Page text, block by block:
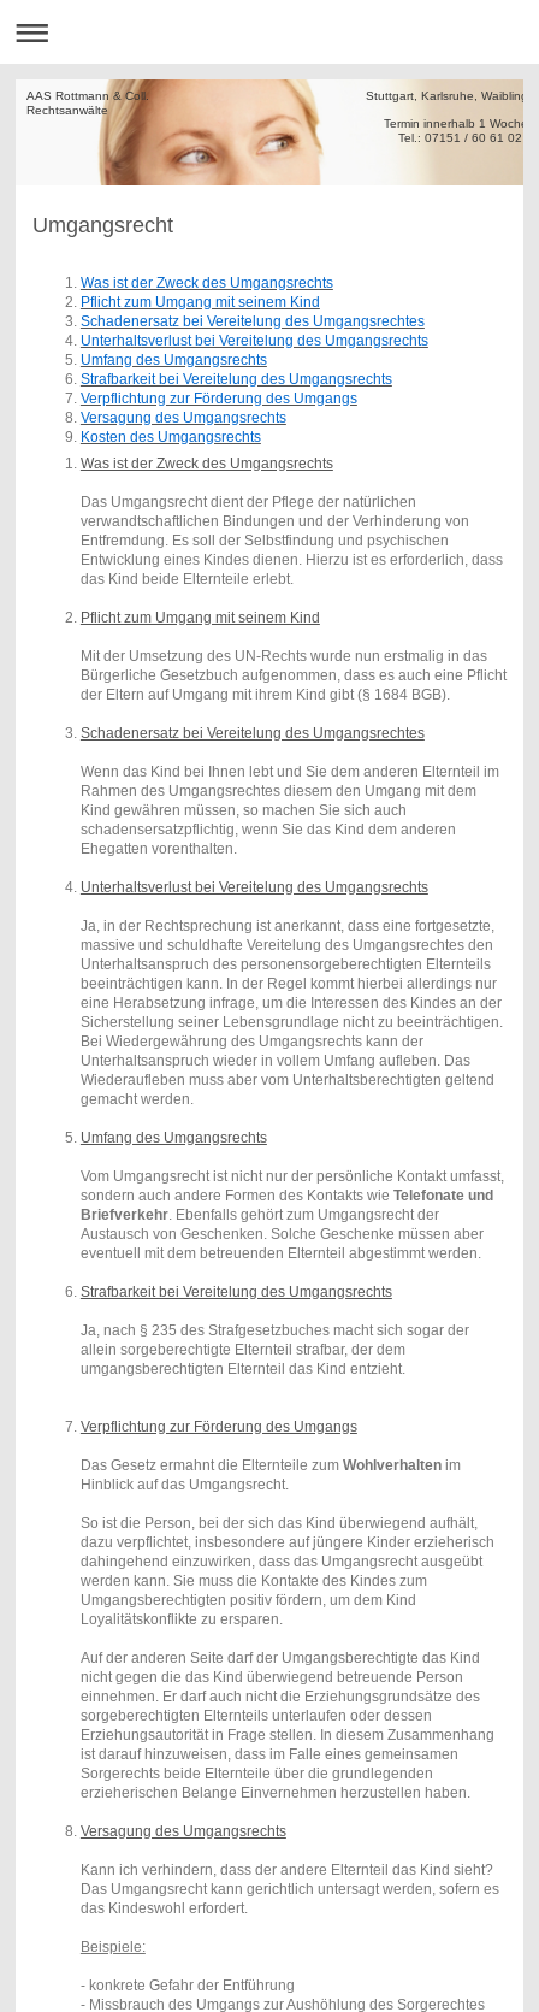
AAS Rottmann & Coll. Stuttgart, Karlsruhe,
Termin
Tel.: 07151 / 60 61 02
Umgangsrecht
Was ist der Zweck des Umgangsrechts
Pflicht zum Umgang mit seinem Kind
Schadenersatz bei Vereitelung des Umgangsrechtes
Unterhaltsverlust bei Vereitelung des Umgangsrechts
Umfang des Umgangsrechts
Strafbarkeit bei Vereitelung des Umgangsrechts
Verpflichtung zur Förderung des Umgangs
Versagung des Umgangsrechts
Kosten des Umgangsrechts
Was ist der Zweck des Umgangsrechts
Das Umgangsrecht dient der Pflege der natürlichen
verwandtschaftlichen Bindungen und der Verhinderung von
Entfremdung. Es soll der Selbstfindung und psychischen
Entwicklung eines Kindes dienen. Hierzu ist es erforderlich, dass
das Kind beide Elternteile erlebt.
Pflicht zum Umgang mit seinem Kind
Mit der Umsetzung des UN-Rechts wurde nun erstmalig in das
Bürgerliche Gesetzbuch aufgenommen, dass es auch eine Pflicht
der Eltern auf Umgang mit ihrem Kind gibt (§ 1684 BGB).
Schadenersatz bei Vereitelung des Umgangsrechtes
Wenn das Kind bei Ihnen lebt und Sie dem anderen Elternteil im
Rahmen des Umgangsrechtes diesem den Umgang mit dem
Kind gewähren müssen, so machen Sie sich auch
schadensersatzpflichtig, wenn Sie das Kind dem anderen
Ehegatten vorenthalten.
Unterhaltsverlust bei Vereitelung des Umgangsrechts
Ja, in der Rechtsprechung ist anerkannt, dass eine fortgesetzte,
massive und schuldhafte Vereitelung des Umgangsrechtes den
Unterhaltsanspruch des personensorgeberechtigten Elternteils
beeinträchtigen kann. In der Regel kommt hierbei allerdings nur
eine Herabsetzung infrage, um die Interessen des Kindes an der
Sicherstellung seiner Lebensgrundlage nicht zu beeinträchtigen.
Bei Wiedergewährung des Umgangsrechts kann der
Unterhaltsanspruch wieder in vollem Umfang aufleben. Das
Wiederaufleben muss aber vom Unterhaltsberechtigten geltend
gemacht werden.
Umfang des Umgangsrechts
Vom Umgangsrecht ist nicht nur der persönliche Kontakt umfasst,
sondern auch andere Formen des Kontakts wie Telefonate und
Briefverkehr. Ebenfalls gehört zum Umgangsrecht der
Austausch von Geschenken. Solche Geschenke müssen aber
eventuell mit dem betreuenden Elternteil abgestimmt werden.
Strafbarkeit bei Vereitelung des Umgangsrechts
Ja, nach § 235 des Strafgesetzbuches macht sich sogar der
allein sorgeberechtigte Elternteil strafbar, der dem
umgangsberechtigten Elternteil das Kind entzieht.
Verpflichtung zur Förderung des Umgangs
Das Gesetz ermahnt die Elternteile zum Wohlverhaltenim
Hinblick auf das Umgangsrecht.
So ist die Person, bei der sich das Kind überwiegend aufhält,
dazu verpflichtet, insbesondere auf jüngere Kinder erzieherisch
dahingehend einzuwirken, dass das Umgangsrecht ausgeübt
werden kann. Sie muss die Kontakte des Kindes zum
Umgangsberechtigten positiv fördern, um dem Kind
Loyalitätskonflikte zu ersparen.
Auf der anderen Seite darf der Umgangsberechtigte das Kind
nicht gegen die das Kind überwiegend betreuende Person
einnehmen. Er darf auch nicht die Erziehungsgrundsätze des
sorgeberechtigten Elternteils unterlaufen oder dessen
Erziehungsautorität in Frage stellen. In diesem Zusammenhang
ist darauf hinzuweisen, dass im Falle eines gemeinsamen
Sorgerechts beide Elternteile über die grundlegenden
erzieherischen Belange Einvernehmen herzustellen haben.
Versagung des Umgangsrechts
Kann ich verhindern, dass der andere Elternteil das Kind sieht?
Das Umgangsrecht kann gerichtlich untersagt werden, sofern es
das Kindeswohl erfordert.
Beispiele:
- konkrete Gefahr der Entführung
- Missbrauch des Umgangs zur Aushöhlung des Sorgerechtes